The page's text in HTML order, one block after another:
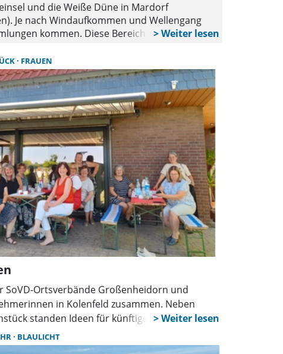
und die Weiße Düne in Mardorf
Je nach Windaufkommen und Wellengang
kommen. Diese Bereiche sollten dann
der „Badegewässer-Atlas
FRAUEN
SoVD-Ortsverbände Großenheidorn und
in Kolenfeld zusammen. Neben
standen Ideen für künftige
für Frauen und Themen zur Kommunalwahl
BLAULICHT